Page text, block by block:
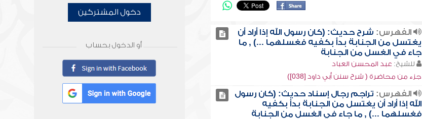
الفهرس: شرح حديث: (كان رسول الله إذا أراد أن
يغتسل من الجنابة بدأ بكفيه فغسلهما ...) , ما
جاء في الغسل من الجنابة
للشيخ: عبد المحسن العباد
جزء من محاضرة ( شرح سنن أبي داود [038])
الفهرس: تراجم رجال إسناد حديث: (كان رسول
الله إذا أراد أن يغتسل من الجنابة بدأ بكفيه
فغسلهما ...) , ما جاء في الغسل من الجنابة
دخول المشتركين
أو الدخول بحساب